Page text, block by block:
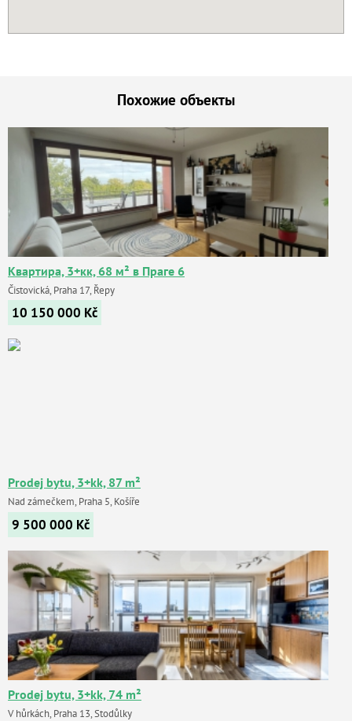
Похожие объекты
Квартира, 3+кк, 68 м² в Праге 6
Čistovická, Praha 17, Řepy
10 150 000 Kč
Prodej bytu, 3+kk, 87 m²
Nad zámečkem, Praha 5, Košíře
9 500 000 Kč
Prodej bytu, 3+kk, 74 m²
V hůrkách, Praha 13, Stodůlky